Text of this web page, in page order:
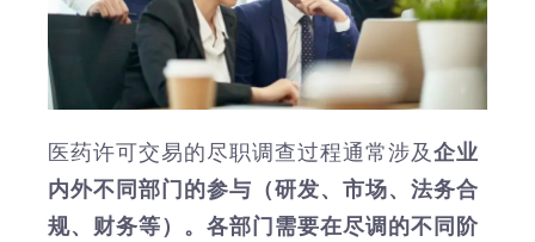
医药许可交易的尽职调查过程通常涉及企业
内外不同部门的参与（研发、市场、法务合
规、财务等）。各部门需要在尽调的不同阶